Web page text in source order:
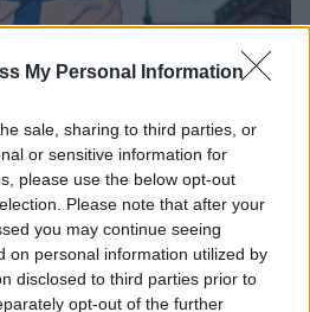
My Personal Information
sale, sharing to third parties, or
or sensitive information for
please use the below opt-out
Please note that after your
you may continue seeing
on personal information utilized by
disclosed to third parties prior to
opt-out of the further